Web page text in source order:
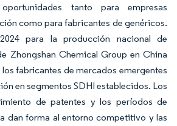
tanto para empresas
como para fabricantes de genéricos.
para la producción nacional de
Zhongshan Chemical Group en China
fabricantes de mercados emergentes
en segmentos SDHI establecidos. Los
de patentes y los períodos de
dan forma al entorno competitivo y las